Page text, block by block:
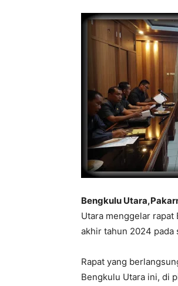
Bengkulu
Utara menggelar rapat
akhir tahun 2024 pada
Rapat yang
Bengkulu Utara ini, di